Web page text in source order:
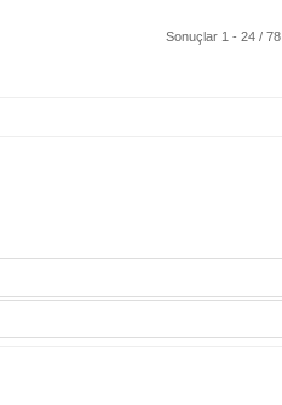
Sonuçlar 1 - 24 / 78